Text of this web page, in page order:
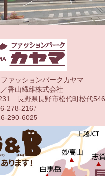
ァッションパークカヤマ
香山繊維株式会社
長野県長野市松代町松代546
278-2167
290-6025